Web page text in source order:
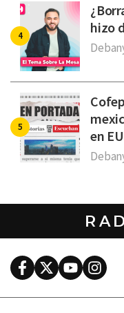
hizo
en EU
FacebookTwitterYoutube